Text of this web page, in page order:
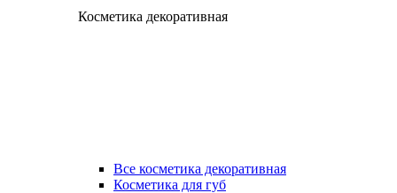
Косметика декоративная
Все косметика декоративная
Косметика для губ